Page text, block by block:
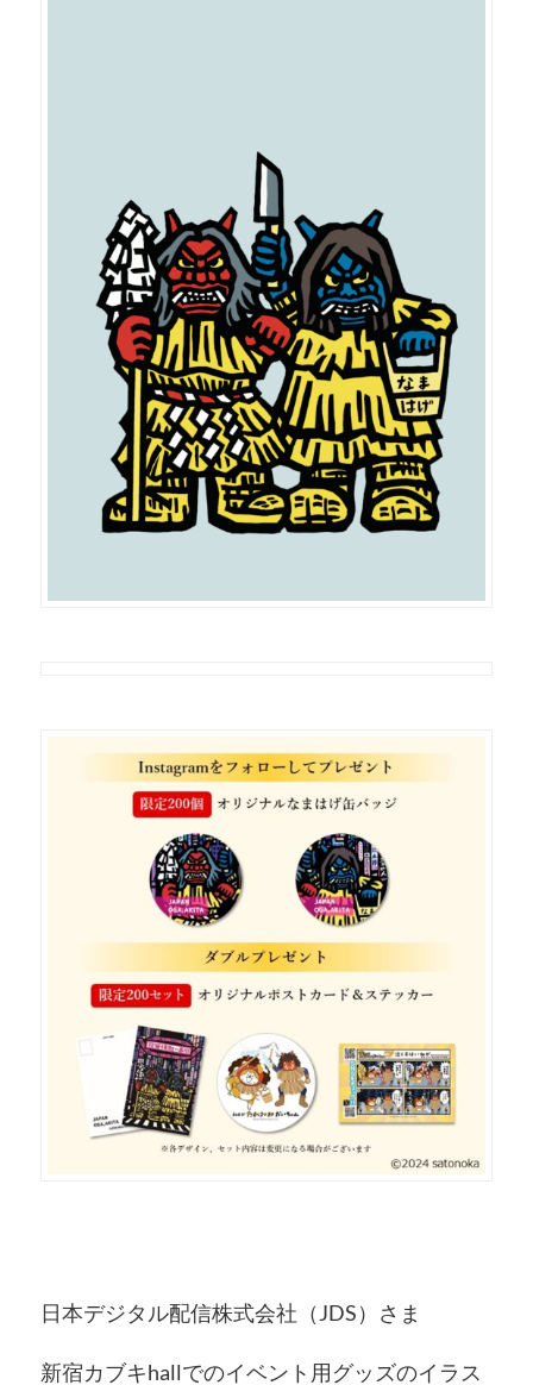
日本デジタル配信株式会社（JDS）さま
新宿カブキhallでのイベント用グッズのイラス